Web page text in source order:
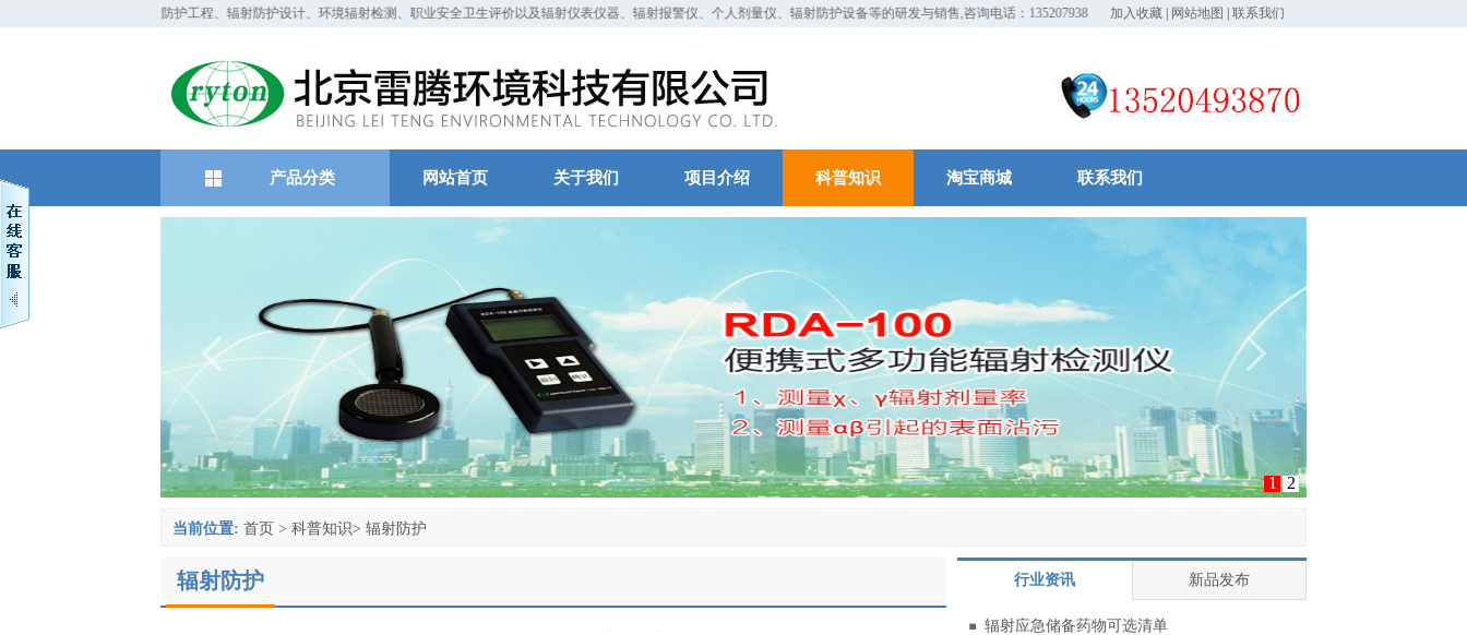
我们主要从事辐射防护工程、辐射防护设计、环境辐射检测、职业安全卫生评价以及辐射仪表仪器、辐射报警仪、个人剂量仪、辐射防护设备等的研发与销售,咨询电话：13520793870!加入收藏 网站地图 联系我们
产品分类 网站首页 关于我们 项目介绍 科普知识 淘宝商城 联系我们
1 2
当前位置: 首页 > 科普知识> 辐射防护
辐射防护 行业资讯 新品发布
辐射应急储备药物可选清单